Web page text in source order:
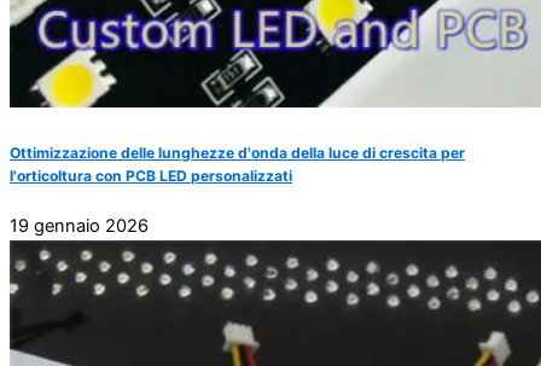
Ottimizzazione delle lunghezze d'onda della luce di crescita per
l'orticoltura con PCB LED personalizzati
19 gennaio 2026